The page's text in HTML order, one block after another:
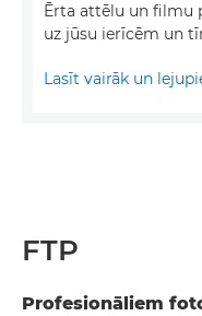
Ērta attēlu un filmu
uz jūsu ierīcēm un
Lasīt vairāk un
FTP
Profesionāliem